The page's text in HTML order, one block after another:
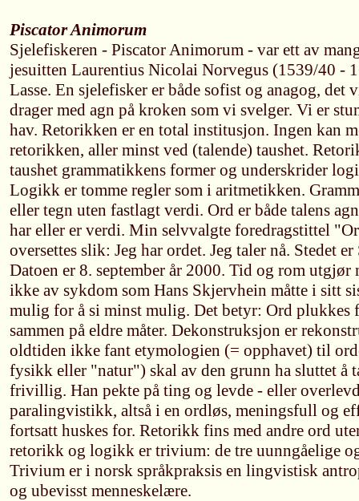
Piscator Animorum
Sjelefiskeren - Piscator Animorum - var ett av
jesuitten Laurentius Nicolai Norvegus (1539/40 -
Lasse. En sjelefisker er både sofist og anagog, det
drager med agn på kroken som vi svelger. Vi er
hav. Retorikken er en total institusjon. Ingen kan
retorikken, aller minst ved (talende) taushet.
taushet grammatikkens former og underskrider
Logikk er tomme regler som i aritmetikken.
eller tegn uten fastlagt verdi. Ord er både talens
har eller er verdi. Min selvvalgte foredragstittel
oversettes slik: Jeg har ordet. Jeg taler nå. Stedet
Datoen er 8. september år 2000. Tid og rom utgjør
ikke av sykdom som Hans Skjervhein måtte i sitt
mulig for å si minst mulig. Det betyr: Ord plukkes
sammen på eldre måter. Dekonstruksjon er
oldtiden ikke fant etymologien (= opphavet) til
fysikk eller "natur") skal av den grunn ha sluttet å
frivillig. Han pekte på ting og levde - eller
paralingvistikk, altså i en ordløs, meningsfull og
fortsatt huskes for. Retorikk fins med andre ord
retorikk og logikk er trivium: de tre uunngåelige
Trivium er i norsk språkpraksis en lingvistisk
og ubevisst menneskelære.